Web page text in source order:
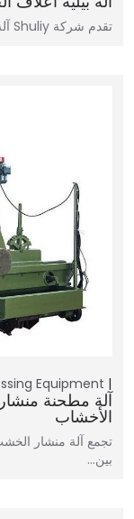
تقدم شركة Shuliy آلة تصنيع أعلاف الحيوانات للبيع. يمكنك...
Equipment
آلة مطحنة
الأخشاب
بين...